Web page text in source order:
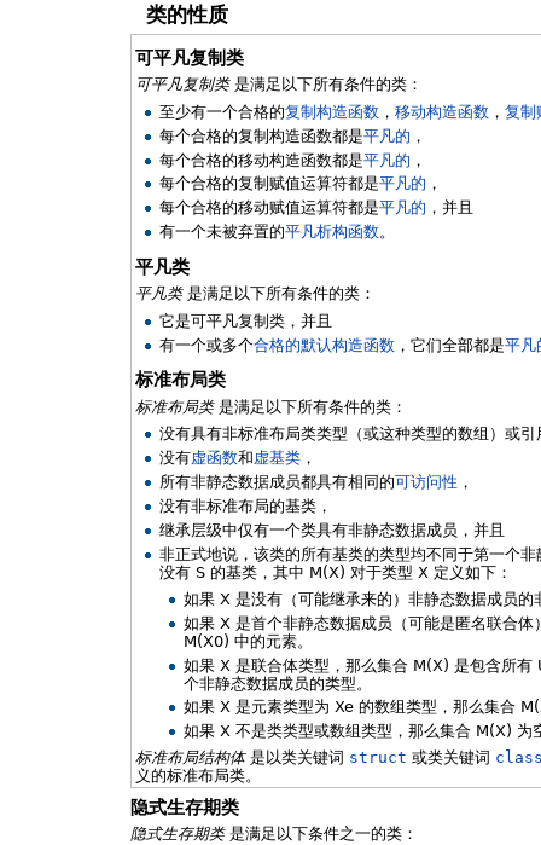
类的性质
可平凡复制类
可平凡复制类是满足以下所有条件的类：
至少有一个合格的复制构造函数 ，移动构造函数 ，复制
每个合格的复制构造函数都是平凡的 ，
每个合格的移动构造函数都是平凡的 ，
每个合格的复制赋值运算符都是平凡的 ，
每个合格的移动赋值运算符都是平凡的 ，并且
有一个未被弃置的平凡析构函数。
平凡类
平凡类是满足以下所有条件的类：
它是可平凡复制类，并且
有一个或多个合格的默认构造函数 ，它们全部都是平凡
标准布局类
标准布局类是满足以下所有条件的类：
没有具有非标准布局类类型（或这种类型的数组）或引
没有虚函数和虚基类 ，
所有非静态数据成员都具有相同的可访问性 ，
没有非标准布局的基类，
继承层级中仅有一个类具有非静态数据成员，并且
非正式地说，该类的所有基类的类型均不同于第一个
没有 S 的基类，其中 M(X) 对于类型 X 定义如下：
如果 X 是没有（可能继承来的）非静态数据成员
如果 X 是首个非静态数据成员（可能是匿名联合
M(X0) 中的元素。
如果 X 是联合体类型，那么集合 M(X) 是包含所
个非静态数据成员的类型。
如果 X 是元素类型为 Xe 的数组类型，那么集合
如果 X 不是类类型或数组类型，那么集合 M(X) 为
标准布局结构体是以类关键词 struct 或类关键词
义的标准布局类。
隐式生存期类
隐式生存期类是满足以下条件之一的类：